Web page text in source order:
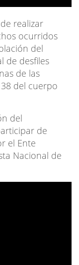
realizar
ocurridos
del
de desfiles
de las
del cuerpo
del
de
el Ente
Nacional de